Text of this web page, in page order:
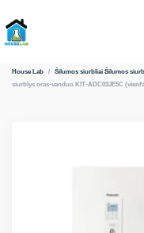
House Lab / Šilumos siurbliai Šilumos
siurblys oras-vanduo KIT-ADC03JE5C